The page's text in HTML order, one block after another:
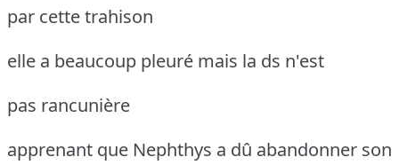
par cette trahison
elle a beaucoup pleuré mais la ds n'est
pas rancunière
apprenant que Nephthys a dû abandonner son